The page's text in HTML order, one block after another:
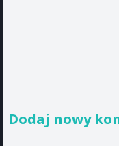
Dodaj nowy